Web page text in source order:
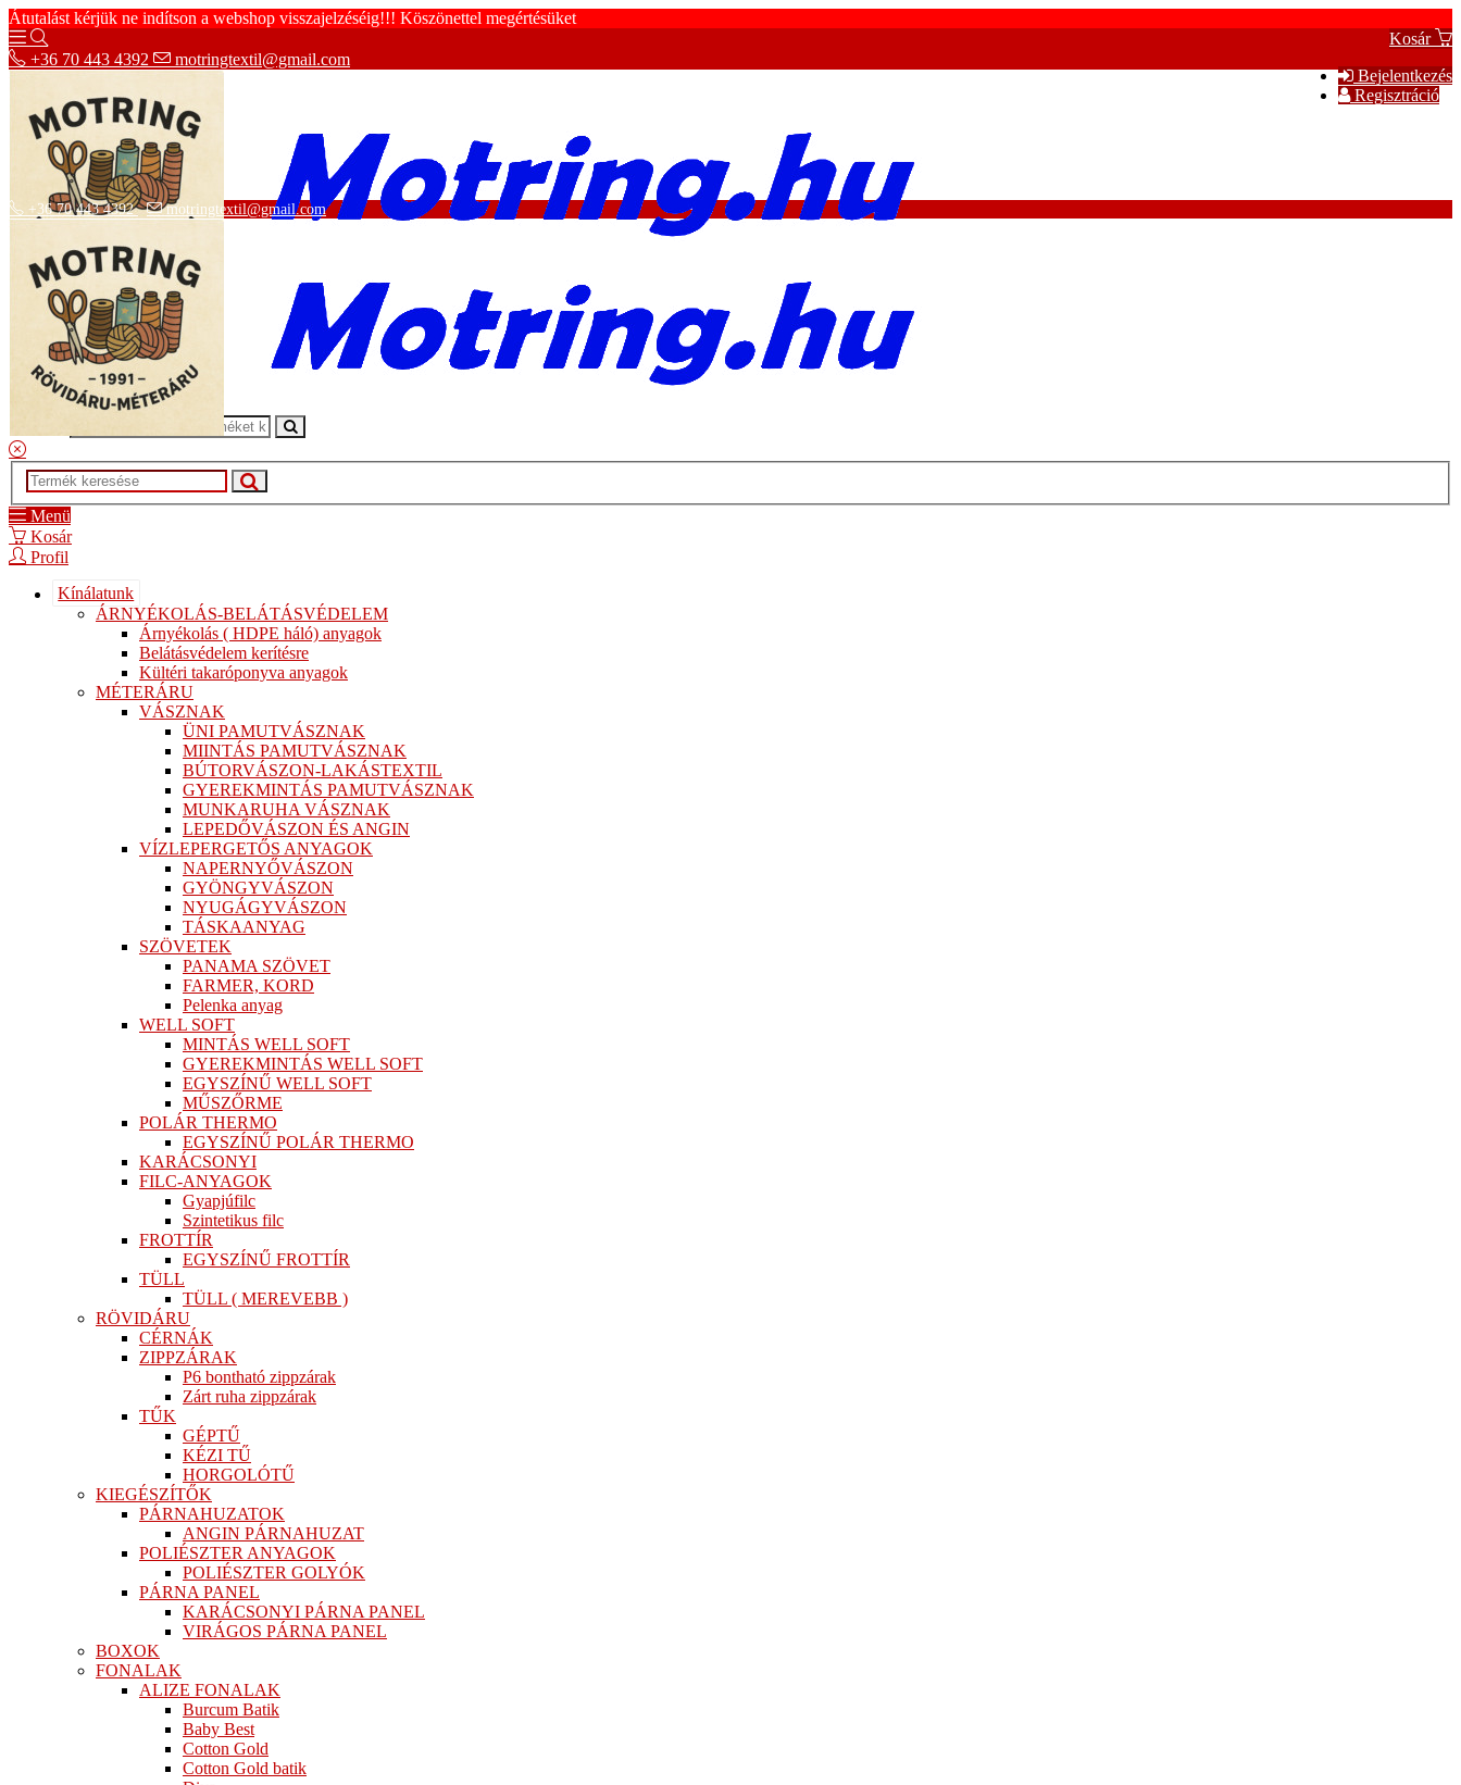
Átutalást kérjük ne indítson a webshop visszajelzéséig!!! Köszönettel megértésüket
Kosár
Bejelentkezés
Regisztráció
+36 70 443 4392 motringtextil@gmail.com
Adatvédelmi tájékoztató
ÁSZF
Szállítási információk
+36 70 443 4392 motringtextil@gmail.com
Menü
Kosár
Profil
Kínálatunk
ÁRNYÉKOLÁS-BELÁTÁSVÉDELEM
Árnyékolás ( HDPE háló) anyagok
Belátásvédelem kerítésre
Kültéri takaróponyva anyagok
MÉTERÁRU
VÁSZNAK
ÜNI PAMUTVÁSZNAK
MIINTÁS PAMUTVÁSZNAK
BÚTORVÁSZON-LAKÁSTEXTIL
GYEREKMINTÁS PAMUTVÁSZNAK
MUNKARUHA VÁSZNAK
LEPEDŐVÁSZON ÉS ANGIN
VÍZLEPERGETŐS ANYAGOK
NAPERNYŐVÁSZON
GYÖNGYVÁSZON
NYUGÁGYVÁSZON
TÁSKAANYAG
SZÖVETEK
PANAMA SZÖVET
FARMER, KORD
Pelenka anyag
WELL SOFT
MINTÁS WELL SOFT
GYEREKMINTÁS WELL SOFT
EGYSZÍNŰ WELL SOFT
MŰSZŐRME
POLÁR THERMO
EGYSZÍNŰ POLÁR THERMO
KARÁCSONYI
FILC-ANYAGOK
Gyapjúfilc
Szintetikus filc
FROTTÍR
EGYSZÍNŰ FROTTÍR
TÜLL
TÜLL ( MEREVEBB )
RÖVIDÁRU
CÉRNÁK
ZIPPZÁRAK
P6 bontható zippzárak
Zárt ruha zippzárak
TŰK
GÉPTŰ
KÉZI TŰ
HORGOLÓTŰ
KIEGÉSZÍTŐK
PÁRNAHUZATOK
ANGIN PÁRNAHUZAT
POLIÉSZTER ANYAGOK
POLIÉSZTER GOLYÓK
PÁRNA PANEL
KARÁCSONYI PÁRNA PANEL
VIRÁGOS PÁRNA PANEL
BOXOK
FONALAK
ALIZE FONALAK
Burcum Batik
Baby Best
Cotton Gold
Cotton Gold batik